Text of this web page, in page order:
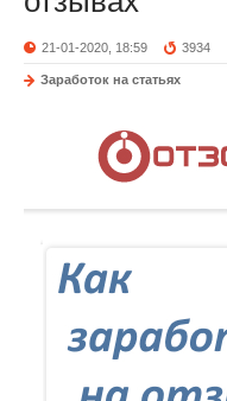
21-01-2020, 18:59 3934
Заработок на статьях